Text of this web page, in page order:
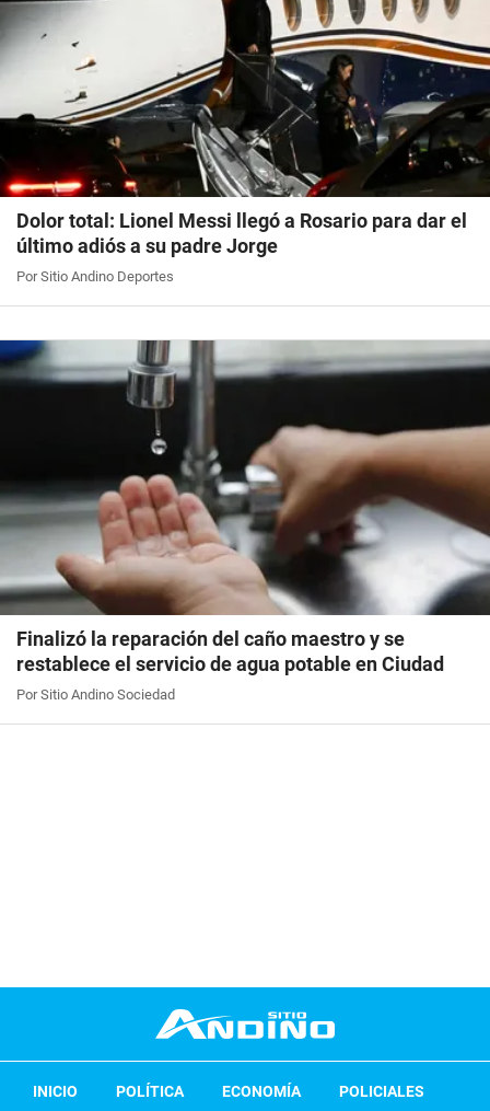
Dolor total: Lionel Messi llegó a Rosario para dar el
último adiós a su padre Jorge
Por Sitio Andino Deportes
Finalizó la reparación del caño maestro y se
restablece el servicio de agua potable en Ciudad
Por Sitio Andino Sociedad
INICIO POLÍTICA ECONOMÍA POLICIALES